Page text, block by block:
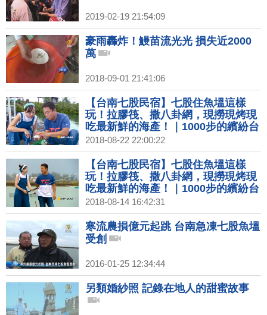
2019-02-19 21:54:09
豪雨轟炸！鰻苗流光光 損失近2000
萬
2018-09-01 21:41:06
【台南七股民宿】七股住魚塭這樣
玩！拉膠筏、撒八卦網，現撈現烤現
吃最新鮮的海產！｜1000步的繽紛台
灣(263)
2018-08-22 22:00:22
【台南七股民宿】七股住魚塭這樣
玩！拉膠筏、撒八卦網，現撈現烤現
吃最新鮮的海產！｜1000步的繽紛台
灣(263)預告
2018-08-14 16:42:31
寒流農損億元起跳 台南急凍七股魚塭
受創
2016-01-25 12:34:44
另類婚紗照 記錄在地人的甜蜜故事